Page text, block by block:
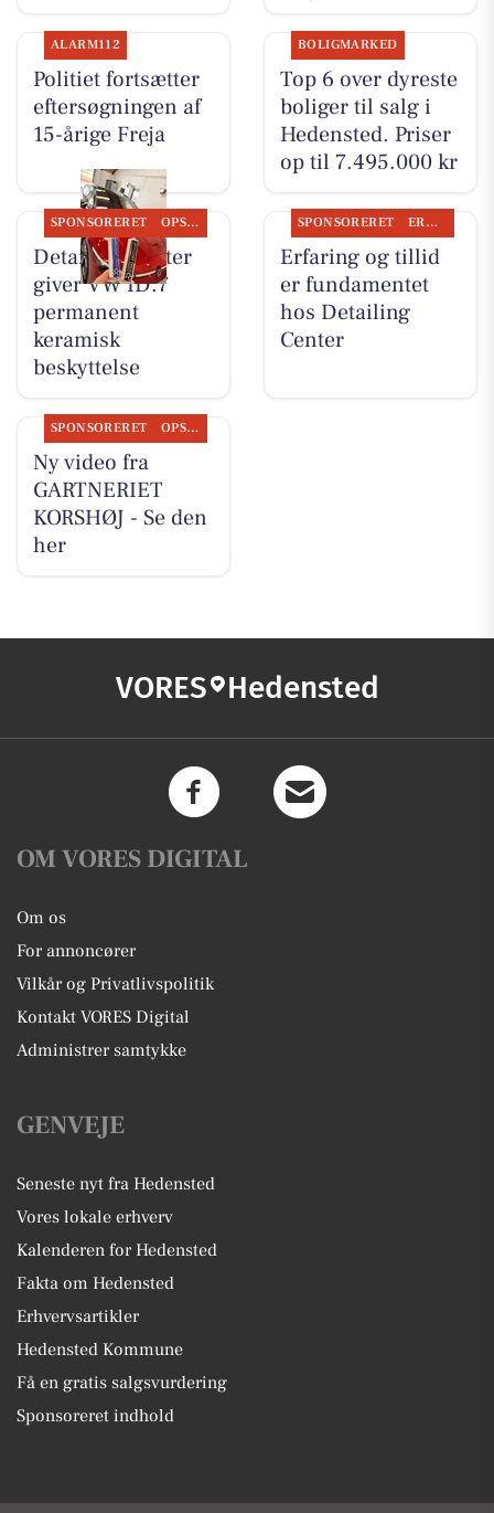
ALARM112
Politiet fortsætter
eftersøgningen af
15-årige Freja
BOLIGMARKED
Top 6 over dyreste
boliger til salg i
Hedensted. Priser
op til 7.495.000 kr
SPONSORERET OPSLAGSTAVLEN
Detailing Center
giver VW ID.7
permanent
keramisk
beskyttelse
SPONSORERET ERHVERV
Erfaring og tillid
er fundamentet
hos Detailing
Center
SPONSORERET OPSLAGSTAVLEN
Ny video fra
GARTNERIET
KORSHØJ - Se den
her
VORES Hedensted
OM VORES DIGITAL
Om os
For annoncører
Vilkår og Privatlivspolitik
Kontakt VORES Digital
Administrer samtykke
GENVEJE
Seneste nyt fra Hedensted
Vores lokale erhverv
Kalenderen for Hedensted
Fakta om Hedensted
Erhvervsartikler
Hedensted Kommune
Få en gratis salgsvurdering
Sponsoreret indhold